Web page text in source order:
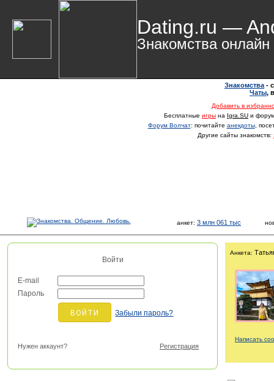
Dating.ru —
Знакомства онлайн
Знакомства -
Чаты,
Добавить в
Бесплатные игры на Igra.SU и
Форум Волчат: почитайте анекдоты,
Другие сайты знакомств:
анкет: 3 млн 061 тыс
Войти
E-mail
Пароль
Забыли пароль?
Нужен аккаунт? Регистрация
Анкета:
Написать